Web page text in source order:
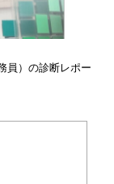
員）の診断レポー